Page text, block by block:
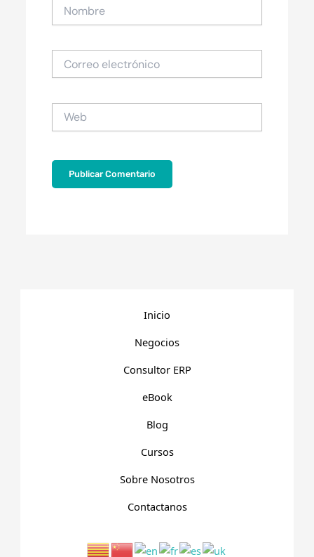
electrónico
Inicio
Negocios
Consultor ERP
eBook
Blog
Cursos
Sobre Nosotros
Contactanos